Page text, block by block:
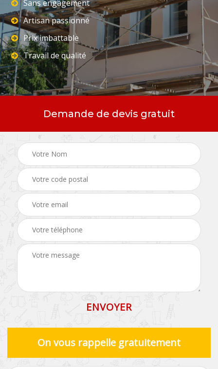
Sans engagement
Artisan passionné
Prix imbattable
Travail de qualité
Demande de devis gratuit
On vous rappelle gratuitement